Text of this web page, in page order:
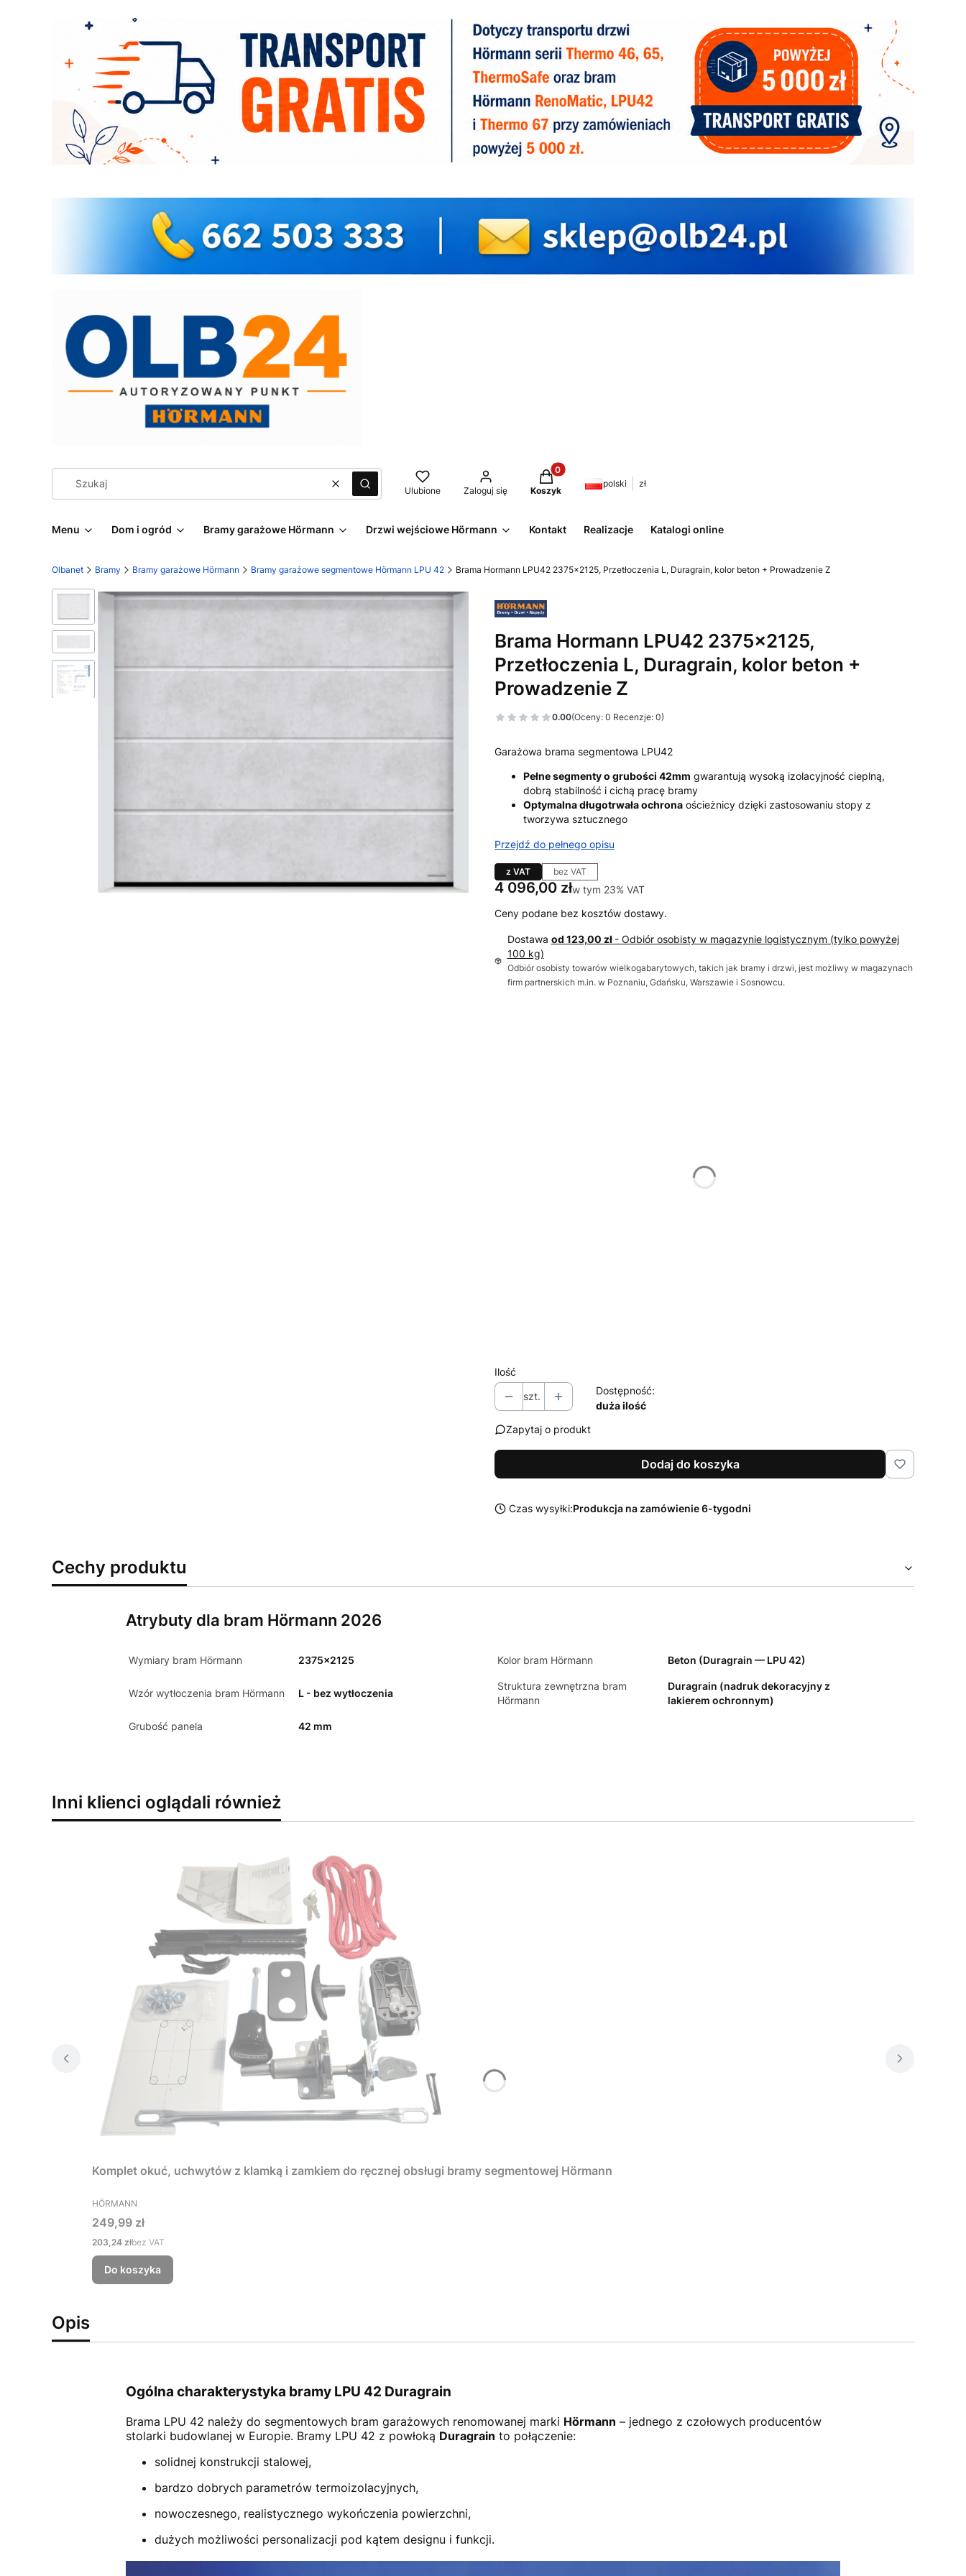
WyczyśćSzukaj Ulubione Zaloguj się
Produkty w koszyku: 0. Zobacz szczegóły
Koszyk
polski zł
Menu Dom i ogród Bramy garażowe Hörmann Drzwi wejściowe Hörmann Kontakt Realizacje Katalogi online
Olbanet Bramy Bramy garażowe Hörmann Bramy garażowe segmentowe Hörmann LPU 42 Brama Hormann LPU42 2375x2125, Przetłoczenia L, Duragrain, kolor beton + Prowadzenie Z
Brama Hormann LPU42 2375x2125,
Przetłoczenia L, Duragrain, kolor beton +
Prowadzenie Z
0.00(Oceny: 0 Recenzje: 0)
Garażowa brama segmentowa LPU42
Pełne segmenty o grubości 42mm gwarantują wysoką izolacyjność cieplną,
dobrą stabilność i cichą pracę bramy
Optymalna długotrwała ochrona ościeżnicy dzięki zastosowaniu stopy z
tworzywa sztucznego
Przejdź do pełnego opisu
z VAT bez VAT
Cena
4 096,00 złw tym 23% VAT
w tym 23% VAT
Ceny podane bez kosztów dostawy.
Dostawa od 123,00 zł - Odbiór osobisty w magazynie logistycznym (tylko powyżej
100 kg)
Odbiór osobisty towarów wielkogabarytowych, takich jak bramy i drzwi, jest możliwy w magazynach
firm partnerskich m.in. w Poznaniu, Gdańsku, Warszawie i Sosnowcu.
Ilość
szt.
Dostępność:
duża ilość
Zapytaj o produkt
Dodaj do koszyka
Czas wysyłki:Produkcja na zamówienie 6-tygodni
Cechy produktu
Atrybuty dla bram Hörmann 2026
Wymiary bram Hörmann 2375x2125 Kolor bram Hörmann Beton (Duragrain — LPU 42)
Wzór wytłoczenia bram Hörmann L - bez wytłoczenia
Struktura zewnętrzna bram
Hörmann
Duragrain (nadruk dekoracyjny z
lakierem ochronnym)
Grubość panela 42 mm
Inni klienci oglądali również
Komplet okuć, uchwytów z klamką i zamkiem do ręcznej obsługi bramy segmentowej Hörmann
PRODUCENT
HÖRMANN
Cena
249,99 zł
Cena
203,24 złbez VAT
Do koszyka
Opis
Ogólna charakterystyka bramy LPU 42 Duragrain
Brama LPU 42 należy do segmentowych bram garażowych renomowanej marki Hörmann – jednego z czołowych producentów
stolarki budowlanej w Europie. Bramy LPU 42 z powłoką Duragrain to połączenie:
solidnej konstrukcji stalowej,
bardzo dobrych parametrów termoizolacyjnych,
nowoczesnego, realistycznego wykończenia powierzchni,
dużych możliwości personalizacji pod kątem designu i funkcji.